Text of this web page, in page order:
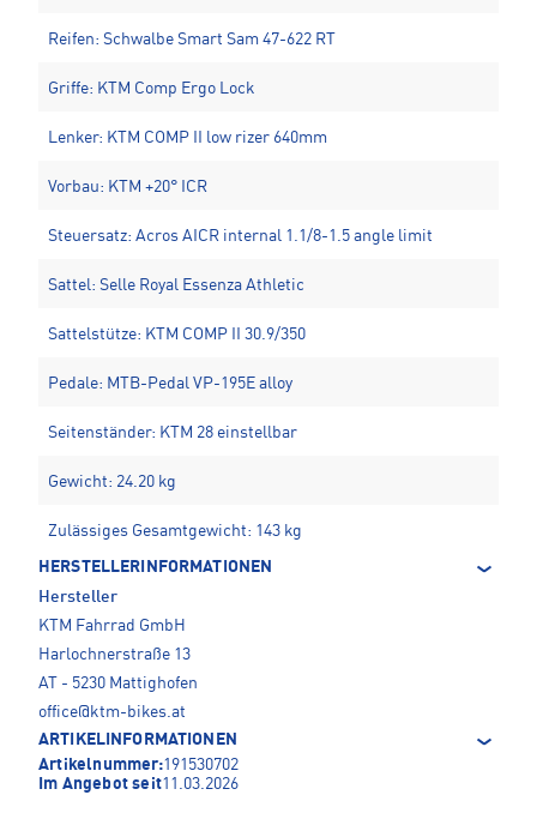
Reifen: Schwalbe Smart Sam 47-622 RT
Griffe: KTM Comp Ergo Lock
Lenker: KTM COMP II low rizer 640mm
Vorbau: KTM +20° ICR
Steuersatz: Acros AICR internal 1.1/8-1.5 angle limit
Sattel: Selle Royal Essenza Athletic
Sattelstütze: KTM COMP II 30.9/350
Pedale: MTB-Pedal VP-195E alloy
Seitenständer: KTM 28 einstellbar
Gewicht: 24.20 kg
Zulässiges Gesamtgewicht: 143 kg
HERSTELLERINFORMATIONEN
Hersteller
KTM Fahrrad GmbH
Harlochnerstraße 13
AT - 5230 Mattighofen
office@ktm-bikes.at
ARTIKELINFORMATIONEN
Artikelnummer:191530702
Im Angebot seit11.03.2026